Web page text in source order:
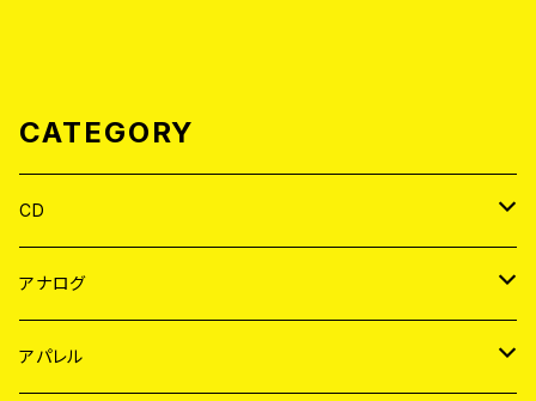
CATEGORY
CD
JAPAN
WORLD
アナログ
JAPAN
アパレル